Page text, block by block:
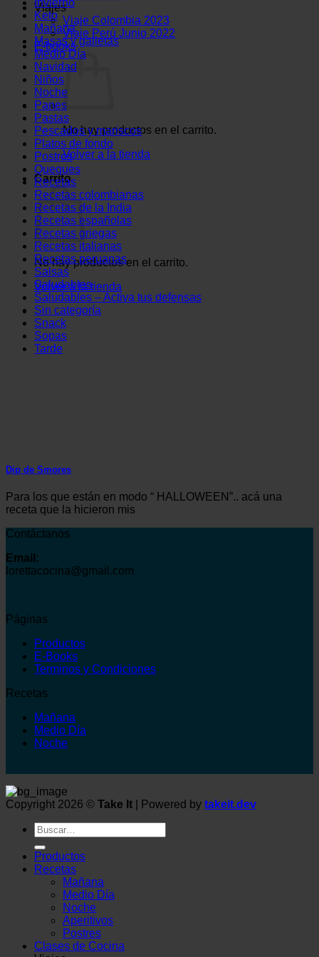
Viajes
Viaje Colombia 2023
Viaje Perú Junio 2022
E-books
No hay productos en el carrito.
Volver a la tienda
Carrito
No hay productos en el carrito.
Volver a la tienda
Invierno
Keto
Mañana
Masas y galletas
Medio Día
Navidad
Niños
Noche
Panes
Pastas
Pescados y mariscos
Platos de fondo
Postres
Queques
Recetas
Recetas colombianas
Recetas de la India
Recetas españolas
Recetas griegas
Recetas italianas
Recetas peruanas
Salsas
Saludables
Saludables – Activa tus defensas
Sin categoría
Snack
Sopas
Tarde
Dip de Smores
Para los que están en modo “ HALLOWEEN”.. acá una
receta que la hicieron mis
Contáctanos
Email:
lorettacocina@gmail.com
Páginas
Productos
E-Books
Terminos y Condiciones
Recetas
Mañana
Medio Día
Noche
Copyright 2026 © Take It | Powered by takeit.dev
Buscar
por:
Productos
Recetas
Mañana
Medio Día
Noche
Aperitivos
Postres
Clases de Cocina